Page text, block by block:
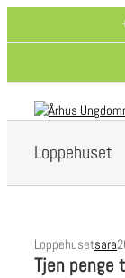
Loppehuset
Loppehusetsara
Tjen penge